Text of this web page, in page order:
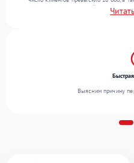
Ежемесячно в сервисный центр
работаем с широким спектром
Выясним причину